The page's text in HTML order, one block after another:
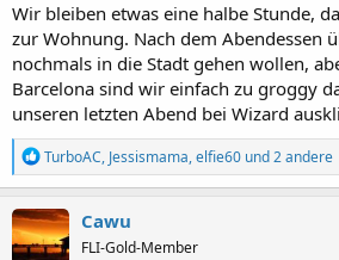
Wir bleiben etwas eine halbe Stunde,
zur Wohnung. Nach dem Abendessen
nochmals in die Stadt gehen wollen,
Barcelona sind wir einfach zu groggy
unseren letzten Abend bei Wizard
R
e
a
k
t
i
TurboAC, Jessismama,elfie60 und 2 andere
Cawu
FLI-Gold-Member